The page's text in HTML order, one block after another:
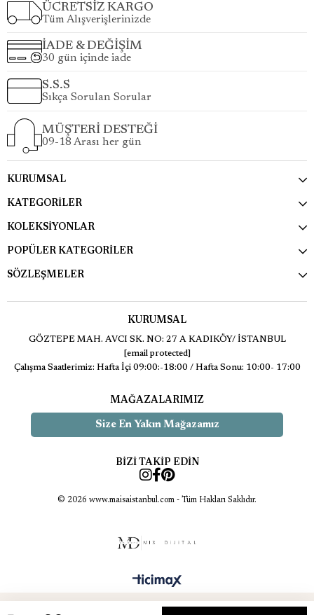
ÜCRETSİZ KARGO
Tüm Alışverişlerinizde
İADE & DEĞİŞİM
30 gün içinde iade
S.S.S
Sıkça Sorulan Sorular
MÜŞTERİ DESTEĞİ
09-18 Arası her gün
KURUMSAL
KATEGORİLER
KOLEKSİYONLAR
POPÜLER KATEGORİLER
SÖZLEŞMELER
KURUMSAL
GÖZTEPE MAH. AVCI SK. NO: 27 A KADIKÖY/ İSTANBUL
[email protected]
Çalışma Saatlerimiz: Hafta İçi 09:00:-18:00 / Hafta Sonu: 10:00- 17:00
MAĞAZALARIMIZ
Size En Yakın Mağazamız
BİZİ TAKİP EDİN
© 2026 www.maisaistanbul.com - Tüm Hakları Saklıdır.